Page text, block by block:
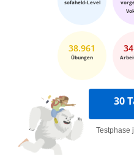
sofaheld-Level
38.961
Übungen
30
Testphase